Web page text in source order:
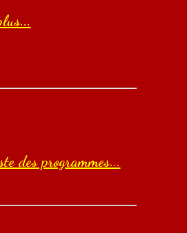
des programmes...